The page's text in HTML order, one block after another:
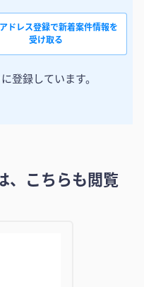
ドレス登録で新着案件情報を
受け取る
登録しています。
、こちらも閲覧